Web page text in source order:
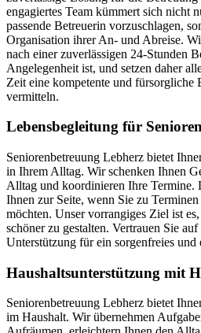
engagiertes Team kümmert sich nicht
passende Betreuerin vorzuschlagen,
Organisation ihrer An- und Abreise.
nach einer zuverlässigen 24-Stunden
Angelegenheit ist, und setzen daher
Zeit eine kompetente und fürsorgliche
vermitteln.
Lebensbegleitung für
Seniorenbetreuung Lebherz bietet
in Ihrem Alltag. Wir schenken Ihnen
Alltag und koordinieren Ihre Termine.
Ihnen zur Seite, wenn Sie zu
möchten. Unser vorrangiges Ziel ist
schöner zu gestalten. Vertrauen Sie
Unterstützung für ein sorgenfreies und
Haushalts­unterstützung mit
Seniorenbetreuung Lebherz bietet
im Haushalt. Wir übernehmen